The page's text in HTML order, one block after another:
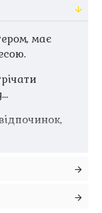
має